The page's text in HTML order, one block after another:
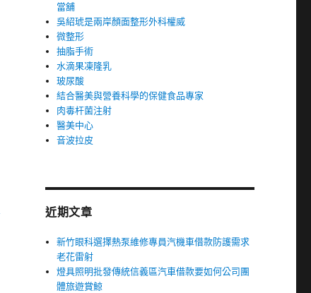
當舖
吳紹琥是兩岸顏面整形外科權威
微整形
抽脂手術
水滴果凍隆乳
玻尿酸
結合醫美與營養科學的保健食品專家
肉毒杆菌注射
醫美中心
音波拉皮
近期文章
新竹眼科選擇熱泵維修專員汽機車借款防護需求
老花雷射
燈具照明批發傳統信義區汽車借款要如何公司團
體旅遊賞鯨